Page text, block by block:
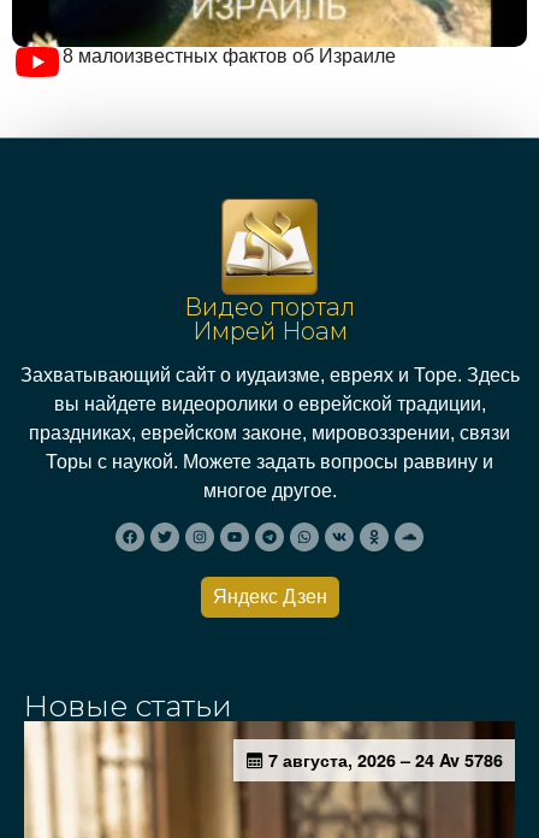
8 малоизвестных фактов об Израиле
Видео портал
Имрей Ноам
Захватывающий сайт о иудаизме, евреях и Торе. Здесь
вы найдете видеоролики о еврейской традиции,
праздниках, еврейском законе, мировоззрении, связи
Торы с наукой. Можете задать вопросы раввину и
многое другое.
Яндекс Дзен
Новые статьи